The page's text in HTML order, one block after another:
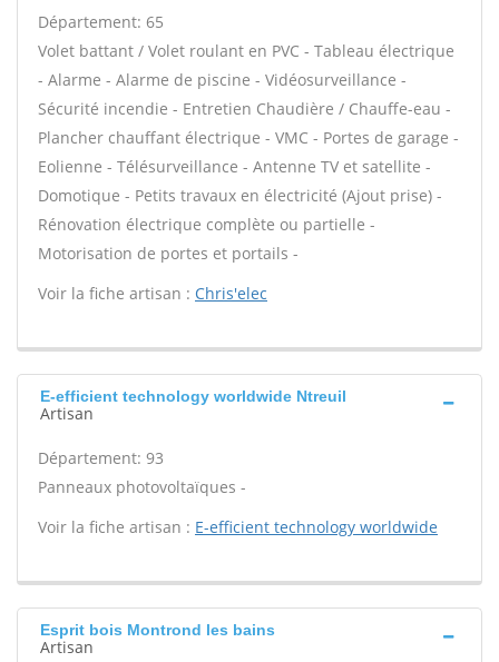
Département: 65
Volet battant / Volet roulant en PVC - Tableau électrique
- Alarme - Alarme de piscine - Vidéosurveillance -
Sécurité incendie - Entretien Chaudière / Chauffe-eau -
Plancher chauffant électrique - VMC - Portes de garage -
Eolienne - Télésurveillance - Antenne TV et satellite -
Domotique - Petits travaux en électricité (Ajout prise) -
Rénovation électrique complète ou partielle -
Motorisation de portes et portails -
Voir la fiche artisan : Chris'elec
E-efficient technology worldwide Ntreuil
Artisan
Département: 93
Panneaux photovoltaïques -
Voir la fiche artisan : E-efficient technology worldwide
Esprit bois Montrond les bains
Artisan